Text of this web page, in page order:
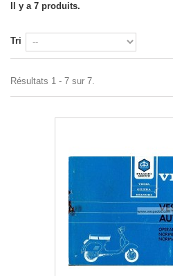
Il y a 7 produits.
Tri
Résultats 1 - 7 sur 7.